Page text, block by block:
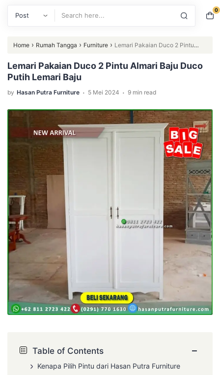
0
Home › Rumah Tangga › Furniture › Lemari Pakaian Duco 2 Pintu
Almari Baju Duco Putih Lemari Baju
Lemari Pakaian Duco 2 Pintu Almari Baju Duco
Putih Lemari Baju
by Hasan Putra Furniture . 5 Mei 2024 . 9 min read
Table of Contents −
Kenapa Pilih Pintu dari Hasan Putra Furniture